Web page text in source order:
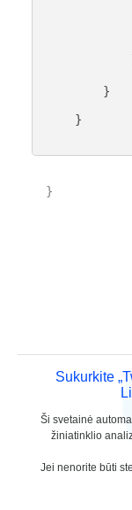
        }
    }
}
Sukurkite
Ši svetainė
žiniatinklio
Jei nenorite būti